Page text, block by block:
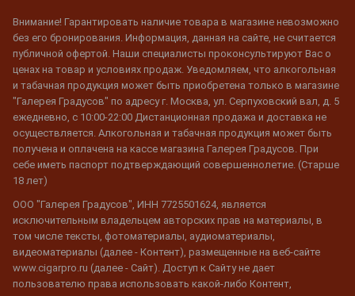
Внимание! Гарантировать наличие товара в магазине невозможно
без его бронирования. Информация, данная на сайте, не считается
публичной офертой. Наши специалисты проконсультируют Вас о
ценах на товар и условиях продаж. Уведомляем, что алкогольная
и табачная продукция может быть приобретена только в магазине
"Галерея Градусов" по адресу г. Москва, ул. Серпуховский вал, д. 5
ежедневно, с 10:00-22:00 Дистанционная продажа и доставка не
осуществляется. Алкогольная и табачная продукция может быть
получена и оплачена на кассе магазина Галерея Градусов. При
себе иметь паспорт подтверждающий совершеннолетие. (Старше
18 лет)
ООО "Галерея Градусов", ИНН 7725501624, является
исключительным владельцем авторских прав на материалы, в
том числе тексты, фотоматериалы, аудиоматериалы,
видеоматериалы (далее - Контент), размещенные на веб-сайте
www.cigarpro.ru (далее - Сайт). Доступ к Сайту не дает
пользователю права использовать какой-либо Контент,